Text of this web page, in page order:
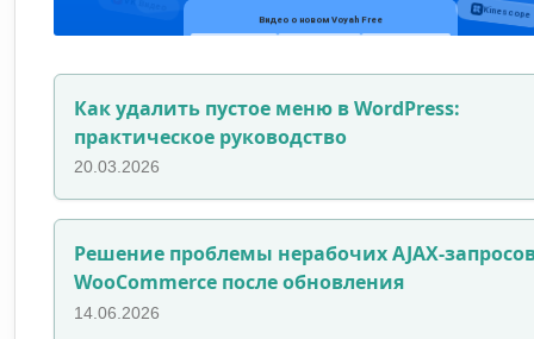
Как удалить пустое меню в WordPress:
практическое руководство
20.03.2026
Решение проблемы нерабочих AJAX-
WooCommerce после обновления
14.06.2026